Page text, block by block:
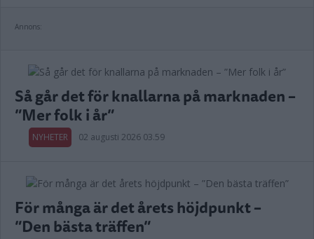
Annons:
Så går det för knallarna på marknaden –
”Mer folk i år”
NYHETER 02 augusti 2026 03.59
För många är det årets höjdpunkt –
”Den bästa träffen”